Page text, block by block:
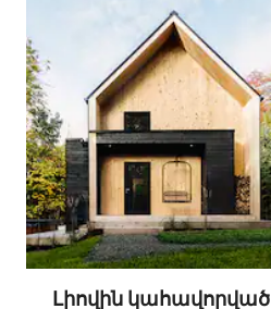
Լիովին կահավորված